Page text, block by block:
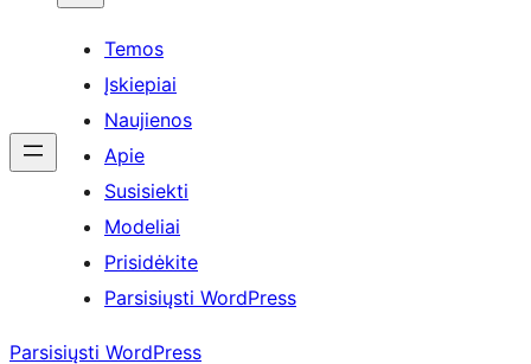
Temos
Įskiepiai
Naujienos
Apie
Susisiekti
Modeliai
Prisidėkite
Parsisiųsti WordPress
Parsisiųsti WordPress